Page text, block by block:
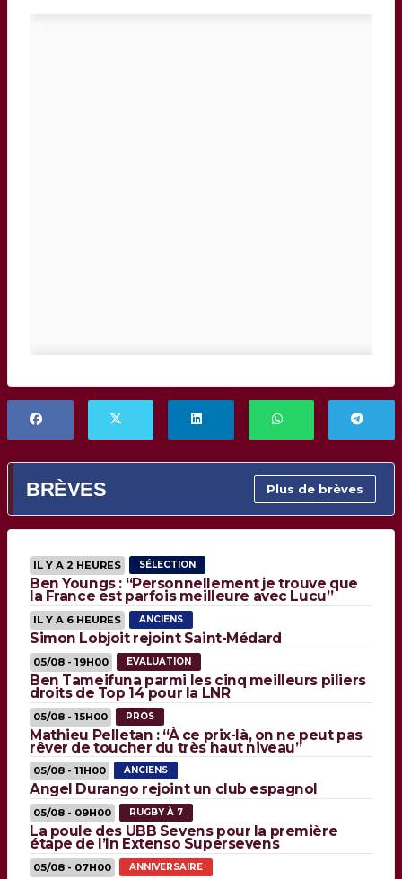
BRÈVES Plus de brèves
IL Y A 2 HEURES SÉLECTION
Ben Youngs : “Personnellement je trouve que
la France est parfois meilleure avec Lucu”
IL Y A 6 HEURES ANCIENS
Simon Lobjoit rejoint Saint-Médard
05/08 - 19H00 EVALUATION
Ben Tameifuna parmi les cinq meilleurs piliers
droits de Top 14 pour la LNR
05/08 - 15H00 PROS
Mathieu Pelletan : “À ce prix-là, on ne peut pas
rêver de toucher du très haut niveau”
05/08 - 11H00 ANCIENS
Angel Durango rejoint un club espagnol
05/08 - 09H00 RUGBY À 7
La poule des UBB Sevens pour la première
étape de l’In Extenso Supersevens
05/08 - 07H00 ANNIVERSAIRE